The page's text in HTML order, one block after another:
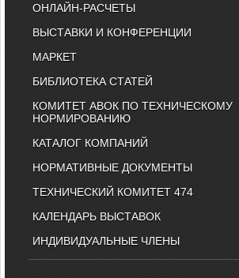
ОНЛАЙН-РАСЧЕТЫ
ВЫСТАВКИ И КОНФЕРЕНЦИИ
МАРКЕТ
БИБЛИОТЕКА СТАТЕЙ
КОМИТЕТ АВОК ПО ТЕХНИЧЕСКОМУ
НОРМИРОВАНИЮ
КАТАЛОГ КОМПАНИЙ
НОРМАТИВНЫЕ ДОКУМЕНТЫ
ТЕХНИЧЕСКИЙ КОМИТЕТ 474
КАЛЕНДАРЬ ВЫСТАВОК
ИНДИВИДУАЛЬНЫЕ ЧЛЕНЫ